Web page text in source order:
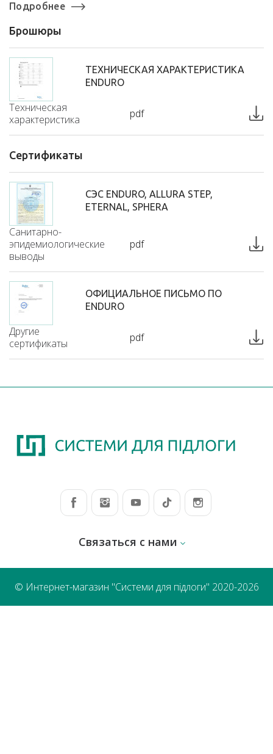
Подробнее
Брошюры
ТЕХНИЧЕСКАЯ ХАРАКТЕРИСТИКА
ENDURO
Техническая
характеристика
pdf
Сертификаты
СЭС ENDURO, ALLURA STEP,
ETERNAL, SPHERA
Санитарно-
эпидемиологические
выводы
pdf
ОФИЦИАЛЬНОЕ ПИСЬМО ПО
ENDURO
Другие
сертификаты
pdf
Связаться с нами
© Интернет-магазин "Системи для підлоги" 2020-2026